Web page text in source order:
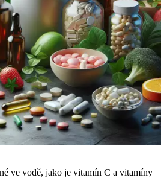
ve vodě, jako je vitamín C a vitamíny